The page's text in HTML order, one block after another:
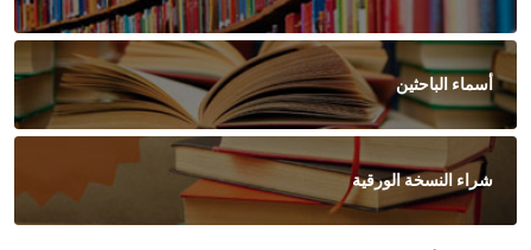
أسماء الباحثين
شراء النسخة الورقية